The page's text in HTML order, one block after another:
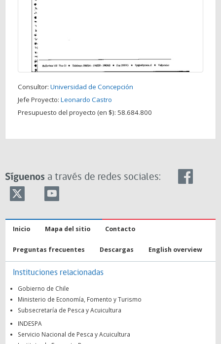
Consultor: Universidad de Concepción
Jefe Proyecto: Leonardo Castro
Presupuesto del proyecto (en $): 58.684.800
Síguenos a través de redes sociales:
Inicio Mapa del sitio Contacto
Preguntas frecuentes Descargas English overview
Instituciones relacionadas
Gobierno de Chile
Ministerio de Economía, Fomento y Turismo
Subsecretaría de Pesca y Acuicultura
INDESPA
Servicio Nacional de Pesca y Acuicultura